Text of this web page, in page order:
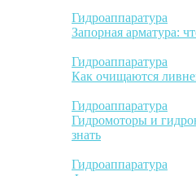
Гидроаппаратура
Запорная арматура:
Гидроаппаратура
Как очищаются
Гидроаппаратура
Гидромоторы и
знать
Гидроаппаратура